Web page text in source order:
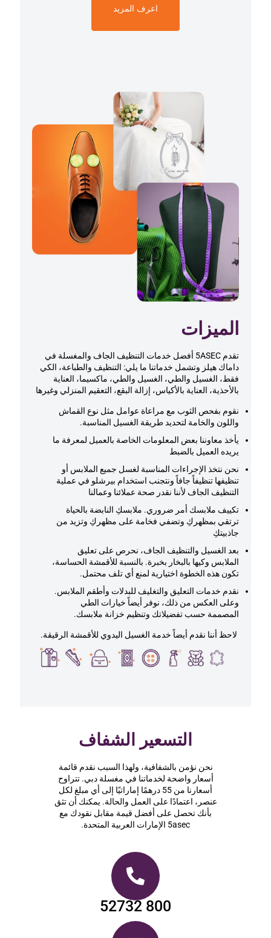
اعرف المزيد
الميزات
تقدم 5ASEC أفضل خدمات التنظيف الجاف والمغسلة في
داماك هيلز وتشمل خدماتنا ما يلي: التنظيف والطباعة، الكي
فقط، الغسيل والطي، الغسيل والطي، ماكسيما، العناية
بالأحذية، العناية بالأكياس، إزالة البقع، التعقيم المنزلي وغيرها
نقوم بفحص الثوب مع مراعاة عوامل مثل نوع القماش
واللون والخامة لتحديد طريقة الغسيل المناسبة.
يأخذ معاوننا بعض المعلومات الخاصة بالعميل لمعرفة ما
يريده العميل بالضبط
نحن نتخذ الإجراءات المناسبة لغسل جميع الملابس أو
تنظيفها تنظيفاً جافاً ونتجنب استخدام بيرشلو في عملية
التنظيف الجاف لأننا نقدر صحة عملائنا وعمالنا
تكييف ملابسك أمر ضروري. ملابسكِ النابضة بالحياة
ترتقي بمظهركِ وتضفي فخامة على مظهركِ وتزيد من
جاذبيتكِ
بعد الغسيل والتنظيف الجاف، نحرص على تعليق
الملابس وكيها بالبخار بخبرة. بالنسبة للأقمشة الحساسة،
تكون هذه الخطوة اختيارية لمنع أي تلف محتمل.
نقدم خدمات التعليق والتغليف للبدلات وأطقم الملابس.
وعلى العكس من ذلك، نوفر أيضاً خيارات الطي
المصممة حسب تفضيلاتك وتنظيم خزانة ملابسك.
لاحظ أننا نقدم أيضاً خدمة الغسيل اليدوي للأقمشة الرقيقة.
التسعير الشفاف
نحن نؤمن بالشفافية، ولهذا السبب نقدم قائمة
أسعار واضحة لخدماتنا في مغسلة دبي. تتراوح
أسعارنا من 55 درهمًا إماراتيًا إلى أي مبلغ لكل
عنصر، اعتمادًا على العمل والحالة. يمكنك أن تثق
بأنك تحصل على أفضل قيمة مقابل نقودك مع
5asec الإمارات العربية المتحدة.
800 52732